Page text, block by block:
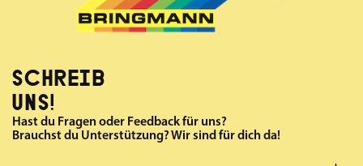
SCHREIB
UNS!
Hast du Fragen oder Feedback für uns?
Brauchst du Unterstützung? Wir sind für dich da!